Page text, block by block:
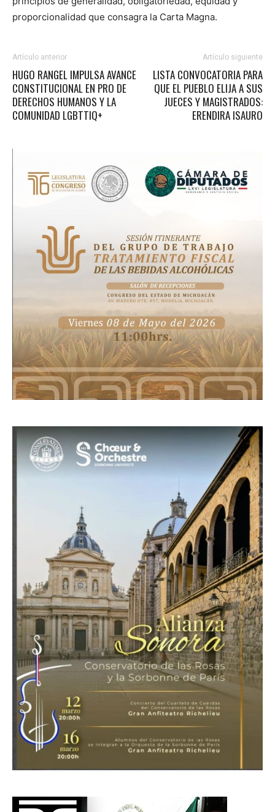
proporcionalidad que consagra la Carta Magna.
Artículo anterior
HUGO RANGEL IMPULSA AVANCE
CONSTITUCIONAL EN PRO DE
DERECHOS HUMANOS Y LA
COMUNIDAD LGBTTIQ+
Artículo siguiente
LISTA CONVOCATORIA PARA
QUE EL PUEBLO ELIJA A SUS
JUECES Y MAGISTRADOS:
ERENDIRA ISAURO